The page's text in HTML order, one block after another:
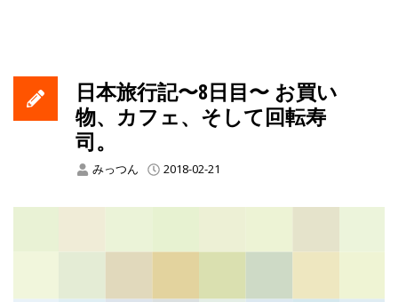
日本旅行記〜8日目〜 お買い
物、カフェ、そして回転寿
司。
みっつん 2018-02-21